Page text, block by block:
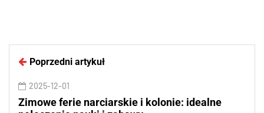
Poprzedni artykuł
2025-12-01
Zimowe ferie narciarskie i kolonie: idealne